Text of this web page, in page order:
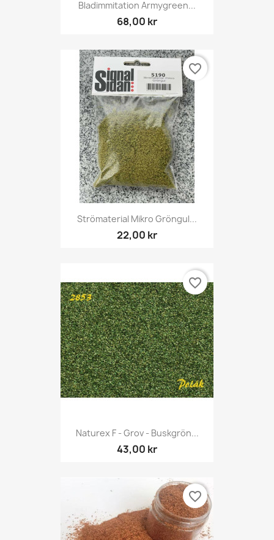
Bladimmitation Armygreen...
68,00 kr
Strömaterial Mikro Gröngul...
22,00 kr
favorite_border
Naturex F - Grov - Buskgrön...
43,00 kr
favorite_border
favorite_border